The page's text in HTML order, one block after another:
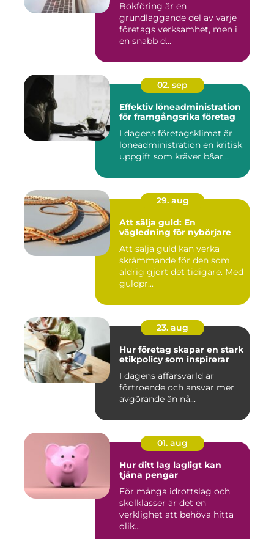
Bokföring är en
grundläggande del av varje
företags verksamhet, men i
en snabb d...
02. sep
Effektiv löneadministration
för framgångsrika företag
I dagens företagsklimat är
löneadministration en kritisk
uppgift som kräver b&ar...
29. aug
Att sälja guld: En
vägledning för nybörjare
Att sälja guld kan verka
skrämmande för den som
aldrig gjort det tidigare. Med
guldpr...
23. aug
Hur företag skapar en stark
etikpolicy som inspirerar
I dagens affärsvärld är
förtroende och ansvar mer
avgörande än nå...
01. aug
Hur ditt lag lagligt kan
tjäna pengar
För många idrottslag och
skolklasser är det en
verklighet att behöva hitta
olik...